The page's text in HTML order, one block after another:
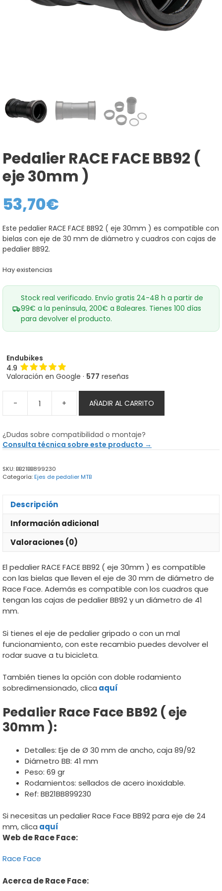
Pedalier RACE FACE BB92 (
eje 30mm )
53,70€
Este pedalier RACE FACE BB92 ( eje 30mm ) es compatible con
bielas con eje de 30 mm de diámetro y cuadros con cajas de
pedalier BB92.
Hay existencias
Stock real verificado. Envío gratis 24-48 h a partir de
99€ a la península, 200€ a Baleares. Tienes 100 días
para devolver el producto.
Endubikes
4.9
Valoración en Google · 577 reseñas
-
Pedalier
RACE
BB92
(
)
+ AÑADIR AL CARRITO
¿Dudas sobre compatibilidad o montaje?
Consulta técnica sobre este producto →
SKU: BB21BB899230
Categoría:Ejes de pedalier MTB
Descripción
Información adicional
Valoraciones (0)
El pedalier RACE FACE BB92 ( eje 30mm ) es compatible
con las bielas que lleven el eje de 30 mm de diámetro de
Race Face. Además es compatible con los cuadros que
tengan las cajas de pedalier BB92 y un diámetro de 41
mm.
Si tienes el eje de pedalier gripado o con un mal
funcionamiento, con este recambio puedes devolver el
rodar suave a tu bicicleta.
También tienes la opción con doble rodamiento
sobredimensionado, clica aquí
Pedalier Race Face BB92 ( eje
30mm ):
Detalles: Eje de Ø 30 mm de ancho, caja 89/92
Diámetro BB: 41 mm
Peso: 69 gr
Rodamientos: sellados de acero inoxidable.
Ref: BB21BB899230
Si necesitas un pedalier Race Face BB92 para eje de 24
mm, clica aquí
Web de Race Face:
Race Face
Acerca de Race Face: